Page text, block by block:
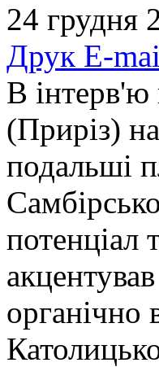
24 грудня
Друк E-
В
(Приріз)
подальші
потенціал
органічно